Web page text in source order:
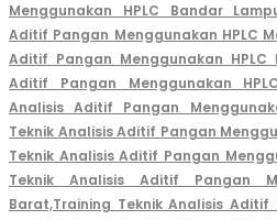
Menggunakan HPLC Bandar
Aditif Pangan Menggunakan HPLC
Aditif Pangan Menggunakan HPLC
Aditif Pangan Menggunakan
Analisis Aditif Pangan
Teknik Analisis Aditif Pangan
Teknik Analisis Aditif Pangan
Teknik Analisis Aditif Pangan
Barat,Training Teknik Analisis Aditif